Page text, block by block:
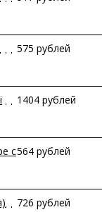
575 рублей
1404 рублей
с564 рублей
726 рублей